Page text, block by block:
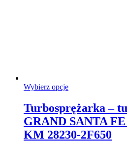
Wybierz opcjeTen
wiele
wariantów.
Opcje
można
Turbosprężarka –
GRAND SANTA
KM 28230-2F650